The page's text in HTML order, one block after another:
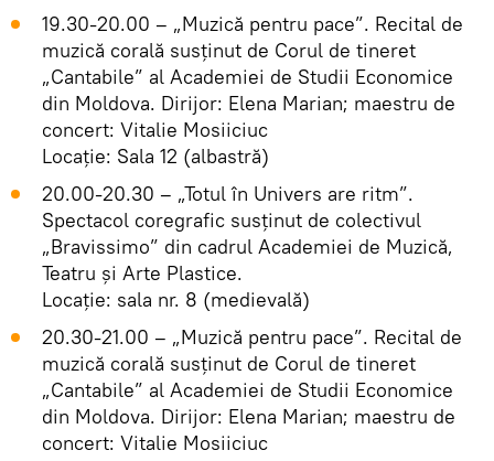
19.30-20.00 – „Muzică pentru pace”. Recital de
muzică corală susținut de Corul de tineret
„Cantabile” al Academiei de Studii Economice
din Moldova. Dirijor: Elena Marian; maestru de
concert: Vitalie Mosiiciuc
Locație: Sala 12 (albastră)
20.00-20.30 – „Totul în Univers are ritm”.
Spectacol coregrafic susținut de colectivul
„Bravissimo” din cadrul Academiei de Muzică,
Teatru și Arte Plastice.
Locație: sala nr. 8 (medievală)
20.30-21.00 – „Muzică pentru pace”. Recital de
muzică corală susținut de Corul de tineret
„Cantabile” al Academiei de Studii Economice
din Moldova. Dirijor: Elena Marian; maestru de
concert: Vitalie Mosiiciuc